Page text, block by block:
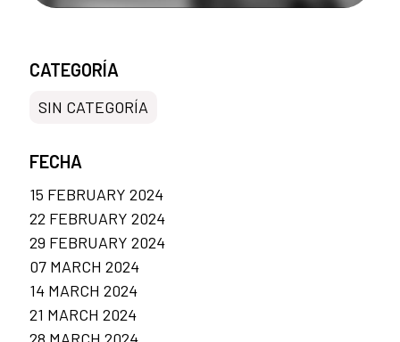
CATEGORÍA
SIN CATEGORÍA
FECHA
15 FEBRUARY 2024
22 FEBRUARY 2024
29 FEBRUARY 2024
07 MARCH 2024
14 MARCH 2024
21 MARCH 2024